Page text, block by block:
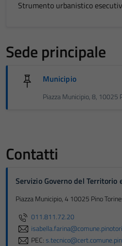
Strumento urbanistico
Sede principale
Municipio
Piazza Municipio, 8, 10025
Contatti
Servizio Governo del Territorio
Piazza Municipio, 4 10025 Pino
011.811.72.20
PEC: